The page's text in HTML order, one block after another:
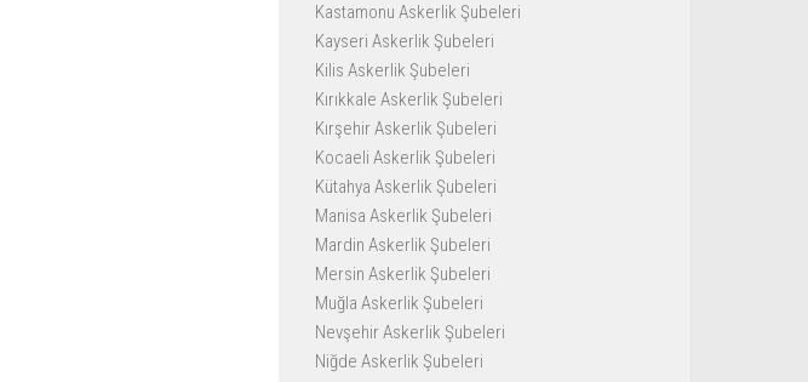
Kastamonu Askerlik Şubeleri
Kayseri Askerlik Şubeleri
Kilis Askerlik Şubeleri
Kırıkkale Askerlik Şubeleri
Kırşehir Askerlik Şubeleri
Kocaeli Askerlik Şubeleri
Kütahya Askerlik Şubeleri
Manisa Askerlik Şubeleri
Mardin Askerlik Şubeleri
Mersin Askerlik Şubeleri
Muğla Askerlik Şubeleri
Nevşehir Askerlik Şubeleri
Niğde Askerlik Şubeleri